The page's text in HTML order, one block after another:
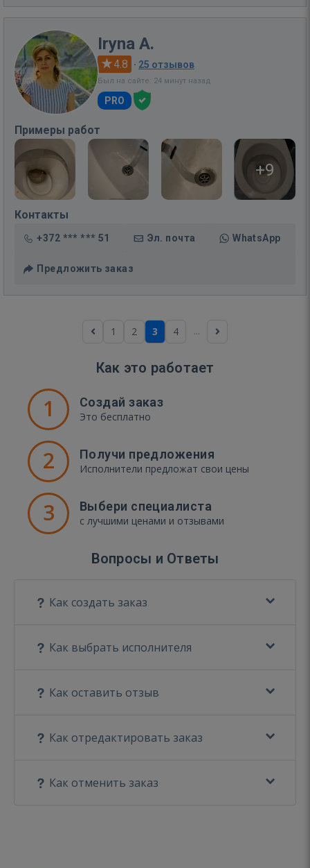
Iryna A.
4.8 · 25 отзывов
Был на сайте: 24 минут назад
PRO
Примеры работ
+9
Контакты
+372 *** *** 51 Эл. почта WhatsApp
Предложить заказ
1 2 3 4 ...
Как это работает
1 Создай заказ
Это бесплатно
2 Получи предложения
Исполнители предложат свои цены
3 Выбери специалиста
с лучшими ценами и отзывами
Вопросы и Ответы
Как создать заказ
Как выбрать исполнителя
Как оставить отзыв
Как отредактировать заказ
Как отменить заказ